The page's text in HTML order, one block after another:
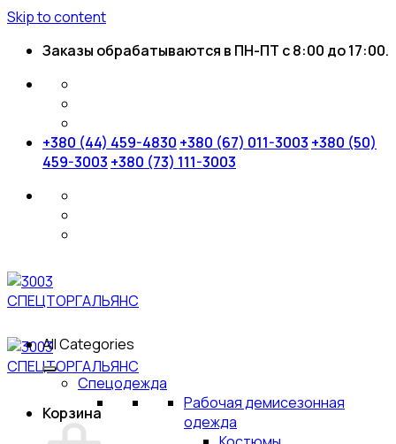
Skip to content
Заказы обрабатываются в ПН-ПТ с 8:00 до 17:00.
+380 (44) 459-4830 +380 (67) 011-3003 +380 (50)
459-3003 +380 (73) 111-3003
Корзина
All Categories
Спецодежда
Рабочая демисезонная
одежда